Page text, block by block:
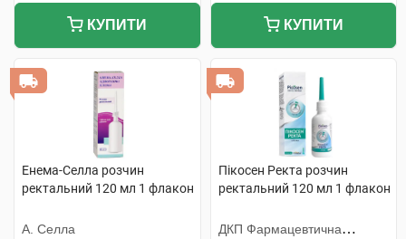
КУПИТИ КУПИТИ
Енема-Селла розчин
ректальний 120 мл 1 флакон
А. Селла
Пікосен Ректа розчин
ректальний 120 мл 1 флакон
ДКП Фармацевтична